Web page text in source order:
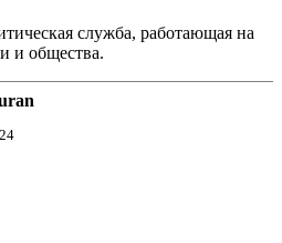
служба, работающая на
и общества.